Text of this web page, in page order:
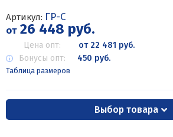
Артикул: ГР-С
от26 448 руб.
Цена опт:
от 22 481 руб.
Бонусы опт:
450 руб.
Таблица размеров
Выбор товара